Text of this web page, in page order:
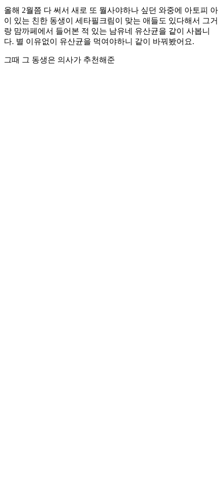
올해 2월쯤 다 써서 새로 또 뭘사야하나 싶던 와중에 아토피 아
이 있는 친한 동생이 세타필크림이 맞는 애들도 있다해서 그거
랑 맘까페에서 들어본 적 있는 남유네 유산균을 같이 사봅니
다. 별 이유없이 유산균을 먹여야하니 같이 바꿔봤어요.
그때 그 동생은 의사가 추천해준